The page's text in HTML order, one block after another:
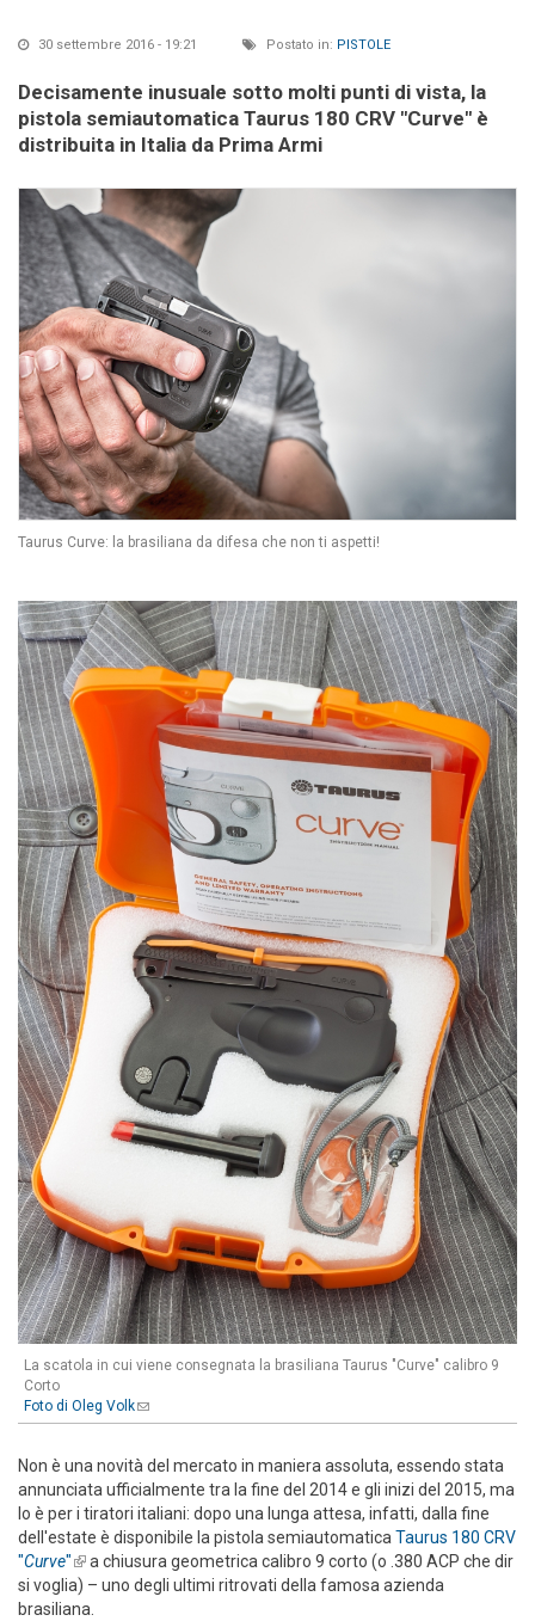
30 settembre 2016 - 19:21 Postato in: PISTOLE
Decisamente inusuale sotto molti punti di vista, la
pistola semiautomatica Taurus 180 CRV "Curve" è
distribuita in Italia da Prima Armi
Taurus Curve: la brasiliana da difesa che non ti aspetti!
La scatola in cui viene consegnata la brasiliana Taurus "Curve" calibro 9
Corto
Foto di Oleg Volk(link sends e-mail)
Non è una novità del mercato in maniera assoluta, essendo stata
annunciata ufficialmente tra la fine del 2014 e gli inizi del 2015, ma
lo è per i tiratori italiani: dopo una lunga attesa, infatti, dalla fine
dell'estate è disponibile la pistola semiautomatica Taurus 180 CRV
"Curve"(link is external)
a chiusura geometrica calibro 9 corto (o .380 ACP che dir
si voglia) – uno degli ultimi ritrovati della famosa azienda
brasiliana.